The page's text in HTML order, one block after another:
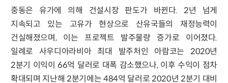
중동은 유가에 의해 건설시장 판도가 바뀐다. 2년 넘게
지속되고 있는 고유가 현상으로 산유국들의 재정능력이
건실해졌으며, 이는 프로젝트 발주물량 증가로 이어졌다.
일례로 사우디아라비아 최대 발주처인 아람코는 2020년
2분기 이익이 66억 달러로 대폭 감소했으나, 이후 수익이 점차
확대되며 지난해 2분기에는 484억 달러로 2020년 2분기 대비